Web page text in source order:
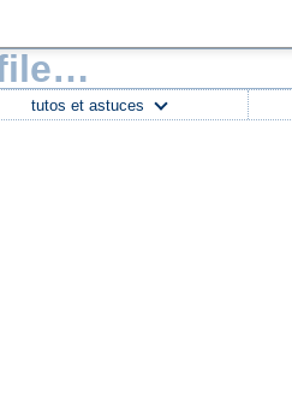
tutos et astuces